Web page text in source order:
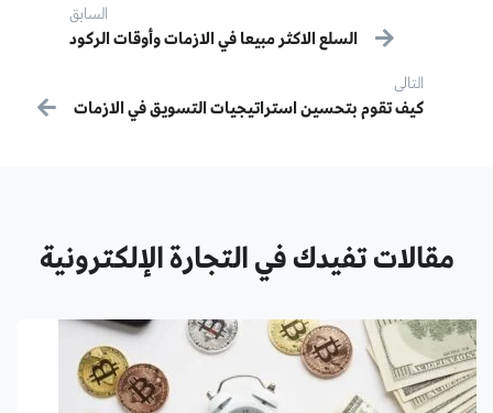
Post navigation السابق
سابق:السلع الاكثر مبيعا في الازمات وأوقات الركود
التالى
التالى:
كيف تقوم بتحسين استراتيجيات التسويق في الازمات
مقالات تفيدك في التجارة الإلكترونية